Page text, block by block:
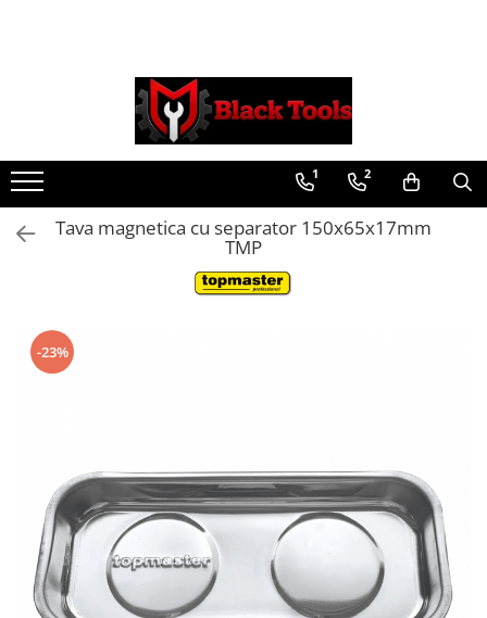
Scule Service Auto
Chei Si Truse De Chei
Chei combinate
Chei Combinate Cu Clichet
Chei Cotite
Clesti autoblocanti
Clesti pentru sertizat
Clesti universali
Clima/Aer conditionat
Cricuri cutie viteze
Dispozitive de sablat & accesorii
Dispozitive spalat piese
1 2
Tava magnetica cu separator 150х65х17mm
TMP
-23%